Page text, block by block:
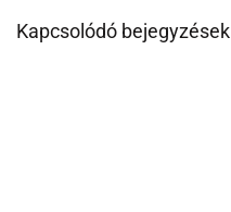
Kapcsolódó bejegyzések